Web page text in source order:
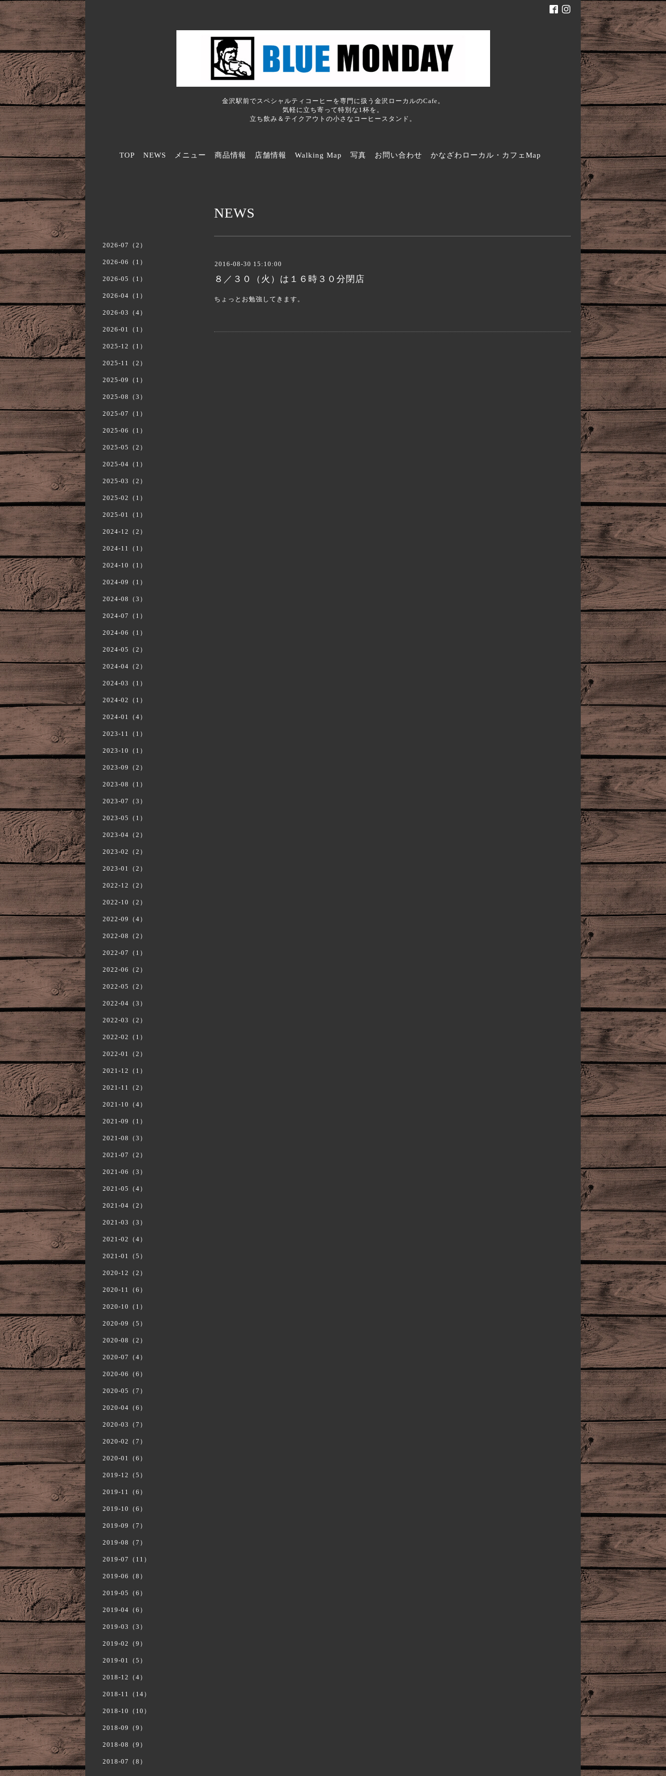
金沢駅前でスペシャルティコーヒーを専門に扱う金沢ローカルのCafe。
気軽に立ち寄って特別な1杯を。
立ち飲み＆テイクアウトの小さなコーヒースタンド。
TOP NEWS メニュー 商品情報 店舗情報 Walking Map 写真 お問い合わせ かなざわローカル・カフェMap
NEWS
2016-08-30 15:10:00
８／３０（火）は１６時３０分閉店
ちょっとお勉強してきます。
2026-07（2）
2026-06（1）
2026-05（1）
2026-04（1）
2026-03（4）
2026-01（1）
2025-12（1）
2025-11（2）
2025-09（1）
2025-08（3）
2025-07（1）
2025-06（1）
2025-05（2）
2025-04（1）
2025-03（2）
2025-02（1）
2025-01（1）
2024-12（2）
2024-11（1）
2024-10（1）
2024-09（1）
2024-08（3）
2024-07（1）
2024-06（1）
2024-05（2）
2024-04（2）
2024-03（1）
2024-02（1）
2024-01（4）
2023-11（1）
2023-10（1）
2023-09（2）
2023-08（1）
2023-07（3）
2023-05（1）
2023-04（2）
2023-02（2）
2023-01（2）
2022-12（2）
2022-10（2）
2022-09（4）
2022-08（2）
2022-07（1）
2022-06（2）
2022-05（2）
2022-04（3）
2022-03（2）
2022-02（1）
2022-01（2）
2021-12（1）
2021-11（2）
2021-10（4）
2021-09（1）
2021-08（3）
2021-07（2）
2021-06（3）
2021-05（4）
2021-04（2）
2021-03（3）
2021-02（4）
2021-01（5）
2020-12（2）
2020-11（6）
2020-10（1）
2020-09（5）
2020-08（2）
2020-07（4）
2020-06（6）
2020-05（7）
2020-04（6）
2020-03（7）
2020-02（7）
2020-01（6）
2019-12（5）
2019-11（6）
2019-10（6）
2019-09（7）
2019-08（7）
2019-07（11）
2019-06（8）
2019-05（6）
2019-04（6）
2019-03（3）
2019-02（9）
2019-01（5）
2018-12（4）
2018-11（14）
2018-10（10）
2018-09（9）
2018-08（9）
2018-07（8）